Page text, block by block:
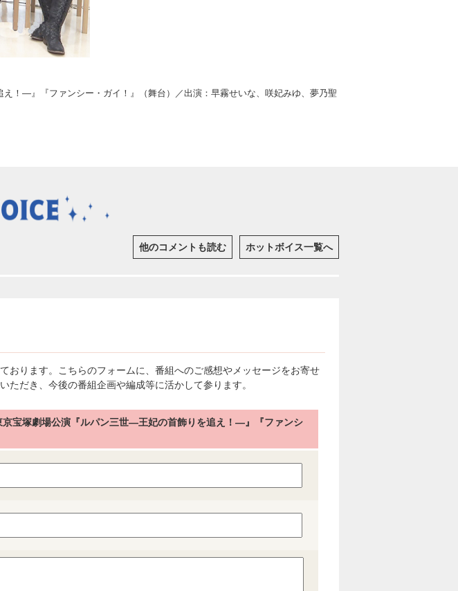
！―』『ファンシー・ガイ！』（舞台）／出演：早霧せいな、咲妃みゆ、夢乃聖
他のコメントも読む ホットボイス一覧へ
おります。こちらのフォームに、番組へのご感想やメッセージをお寄せ
だき、今後の番組企画や編成等に活かして参ります。
宝塚劇場公演『ルパン三世―王妃の首飾りを追え！―』『ファンシ